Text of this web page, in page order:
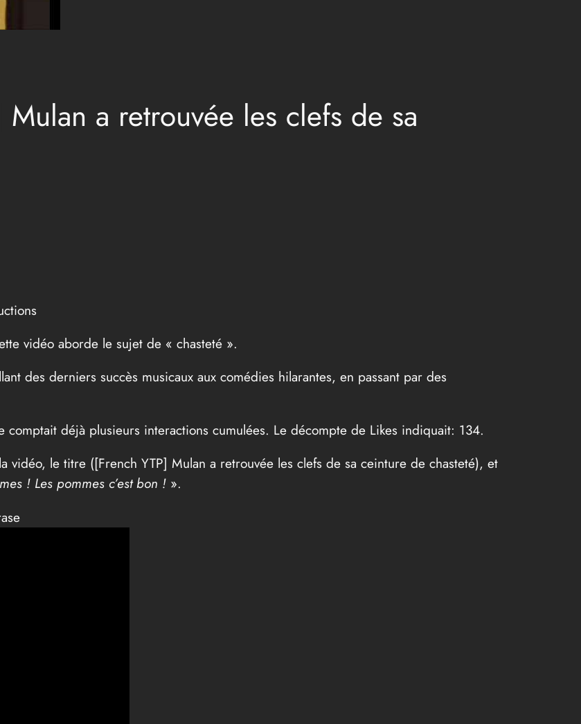
Mulan a retrouvée les clefs de sa
vidéo aborde le sujet de « chasteté ».
des derniers succès musicaux aux comédies hilarantes, en passant par des
comptait déjà plusieurs interactions cumulées. Le décompte de Likes indiquait: 134.
le titre ([French YTP] Mulan a retrouvée les clefs de sa ceinture de chasteté), et
! Les pommes c’est bon ! ».